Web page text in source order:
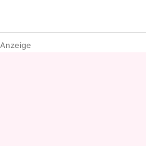
Anzeige